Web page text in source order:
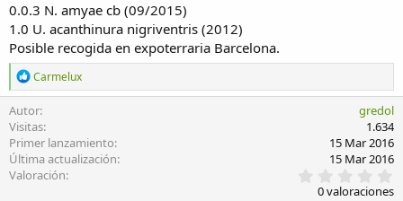
c
r
e
a
c
i
0.0.3 N. amyae cb (09/2015)
1.0 U. acanthinura nigriventris (2012)
Posible recogida en expoterraria Barcelona.
R
e
c
c
i
o
n
Carmelux
Autor
gredol
Visitas
1.634
Primer lanzamiento
15 Mar 2016
Última actualización
15 Mar 2016
Valoración
,
0 valoraciones